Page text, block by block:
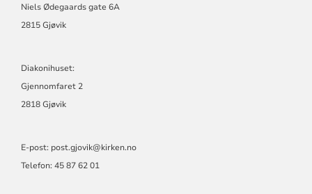
Niels Ødegaards gate 6A
2815 Gjøvik
Diakonihuset:
Gjennomfaret 2
2818 Gjøvik
E-post: post.gjovik@kirken.no
Telefon: 45 87 62 01